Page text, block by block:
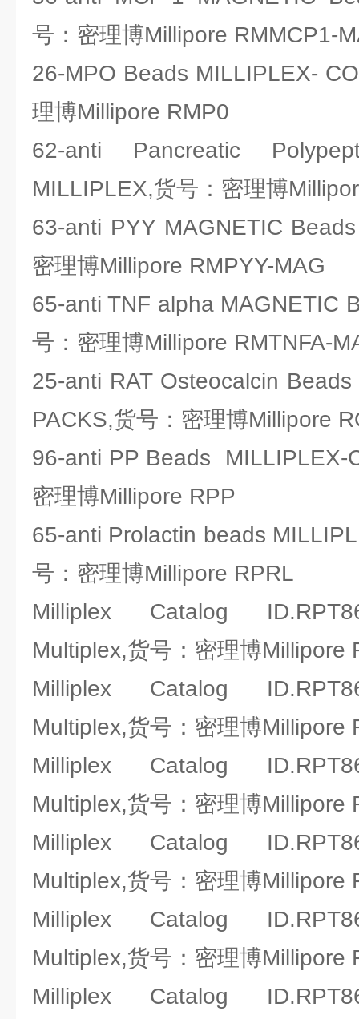
号：密理博Millipore RMMCP1-
26-MPO Beads MILLIPLEX-
理博Millipore RMP0
62-anti Pancreatic
MILLIPLEX,货号：密理博
63-anti PYY MAGNETIC
密理博Millipore RMPYY-MAG
65-anti TNF alpha MAGNETIC
号：密理博Millipore RMTNFA-
25-anti RAT Osteocalcin
PACKS,货号：密理博Millipore
96-anti PP Beads MILLIPLEX-
密理博Millipore RPP
65-anti Prolactin beads
号：密理博Millipore RPRL
Milliplex Catalog
Multiplex,货号：密理博Millipore
Milliplex Catalog
Multiplex,货号：密理博Millipore
Milliplex Catalog
Multiplex,货号：密理博Millipore
Milliplex Catalog
Multiplex,货号：密理博Millipore
Milliplex Catalog
Multiplex,货号：密理博Millipore
Milliplex Catalog